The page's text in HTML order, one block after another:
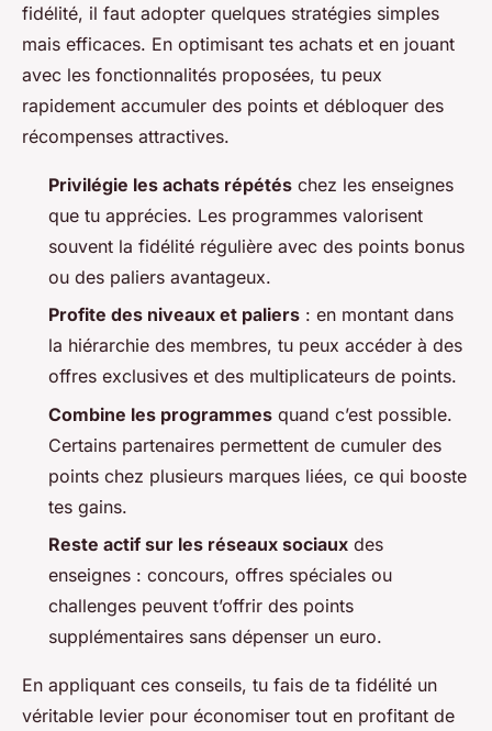
fidélité, il faut adopter quelques stratégies simples
mais efficaces. En optimisant tes achats et en jouant
avec les fonctionnalités proposées, tu peux
rapidement accumuler des points et débloquer des
récompenses attractives.
Privilégie les achats répétés chez les enseignes
que tu apprécies. Les programmes valorisent
souvent la fidélité régulière avec des points bonus
ou des paliers avantageux.
Profite des niveaux et paliers : en montant dans
la hiérarchie des membres, tu peux accéder à des
offres exclusives et des multiplicateurs de points.
Combine les programmes quand c’est possible.
Certains partenaires permettent de cumuler des
points chez plusieurs marques liées, ce qui booste
tes gains.
Reste actif sur les réseaux sociaux des
enseignes : concours, offres spéciales ou
challenges peuvent t’offrir des points
supplémentaires sans dépenser un euro.
En appliquant ces conseils, tu fais de ta fidélité un
véritable levier pour économiser tout en profitant de